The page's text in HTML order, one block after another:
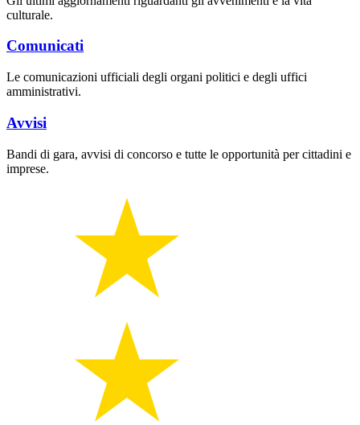
culturale.
Comunicati
Le comunicazioni ufficiali degli organi politici e degli uffici
amministrativi.
Avvisi
Bandi di gara, avvisi di concorso e tutte le opportunità per cittadini e
imprese.